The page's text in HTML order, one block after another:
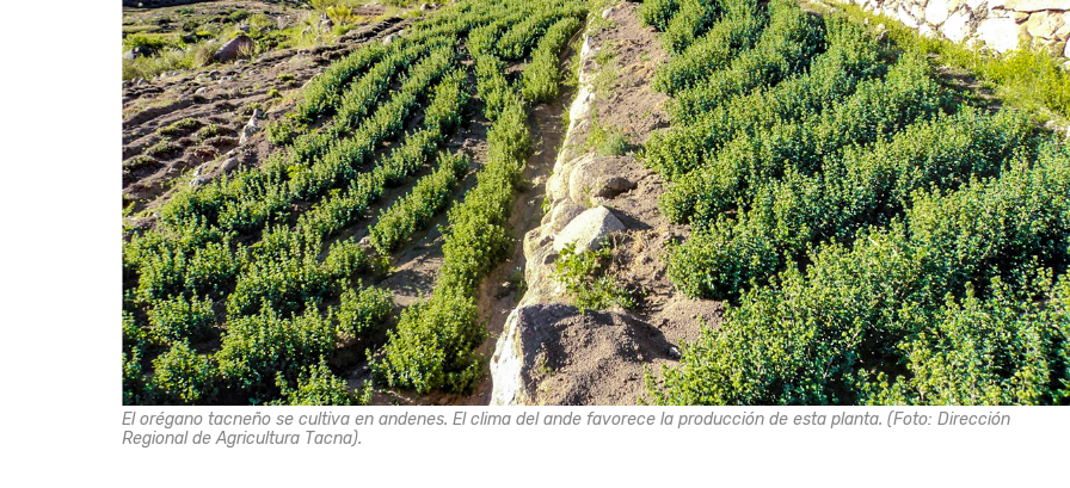
El orégano tacneño se cultiva en andenes. El clima del ande favorece la producción de esta planta. (Foto: Dirección
Regional de Agricultura Tacna).